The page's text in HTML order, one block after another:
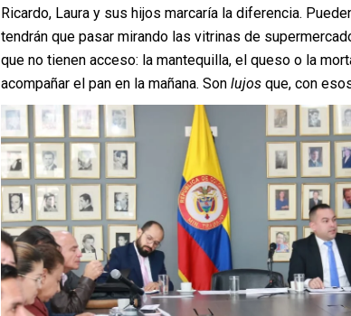
Ricardo, Laura y sus hijos marcaría la diferencia.
tendrán que pasar mirando las vitrinas de
que no tienen acceso: la mantequilla, el queso o la
acompañar el pan en la mañana. Son lujos que, con